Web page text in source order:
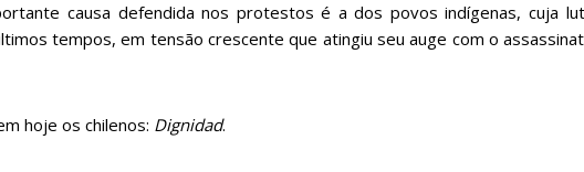
causa defendida nos protestos é a dos povos indígenas, cuja
tempos, em tensão crescente que atingiu seu auge com o
hoje os chilenos: Dignidad.